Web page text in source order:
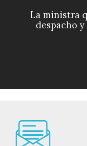
La ministra
despacho